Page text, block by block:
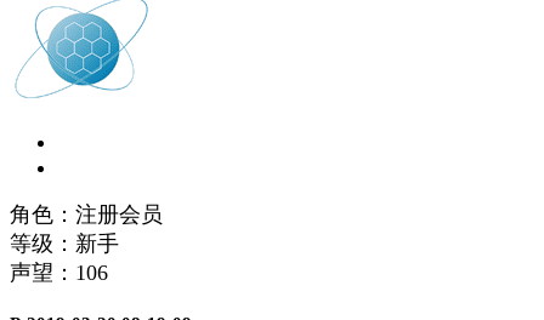
角色：注册会员
等级：新手
声望： 106